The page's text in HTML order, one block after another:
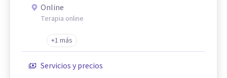
Online
Terapia online
+1 más
Servicios y precios